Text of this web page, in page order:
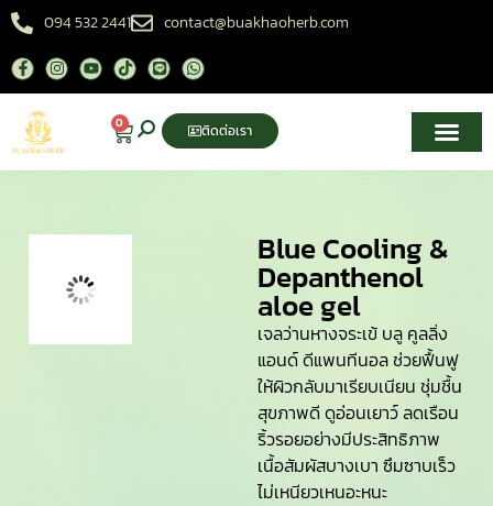
094 532 2441 contact@buakhaoherb.com
0 ติดต่อเรา
Blue Cooling &
Depanthenol
aloe gel
เจลว่านหางจระเข้ บลู คูลลิ่ง
แอนด์ ดีแพนทีนอล ช่วยฟื้นฟู
ให้ผิวกลับมาเรียบเนียน ชุ่มชื้น
สุขภาพดี ดูอ่อนเยาว์ ลดเรือน
ริ้วรอยอย่างมีประสิทธิภาพ
เนื้อสัมผัสบางเบา ซึมซาบเร็ว
ไม่เหนียวเหนอะหนะ